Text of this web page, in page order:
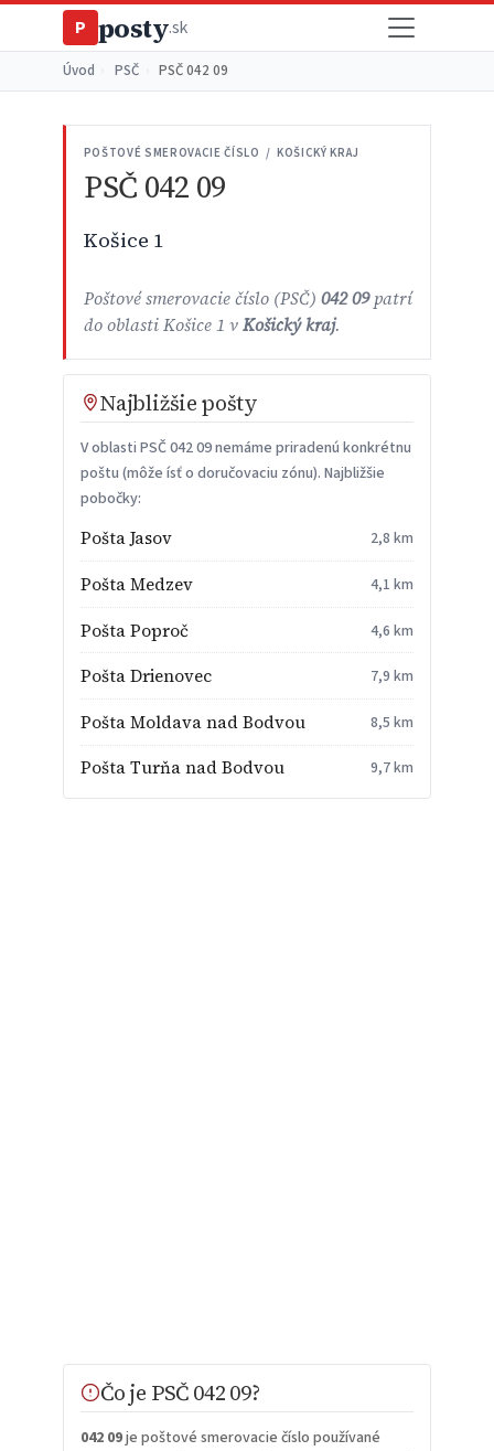
P posty.sk
Úvod PSČ PSČ 042 09
POŠTOVÉ SMEROVACIE ČÍSLO / KOŠICKÝ KRAJ
PSČ 042 09
Košice 1
Poštové smerovacie číslo (PSČ) 042 09patrí
do oblasti Košice 1 vKošický kraj.
Najbližšie pošty
V oblasti PSČ 042 09 nemáme priradenú konkrétnu
poštu (môže ísť o doručovaciu zónu). Najbližšie
pobočky:
Pošta Jasov 2,8 km
Pošta Medzev 4,1 km
Pošta Poproč 4,6 km
Pošta Drienovec 7,9 km
Pošta Moldava nad Bodvou 8,5 km
Pošta Turňa nad Bodvou 9,7 km
Čo je PSČ 042 09?
042 09je poštové smerovacie číslo používané